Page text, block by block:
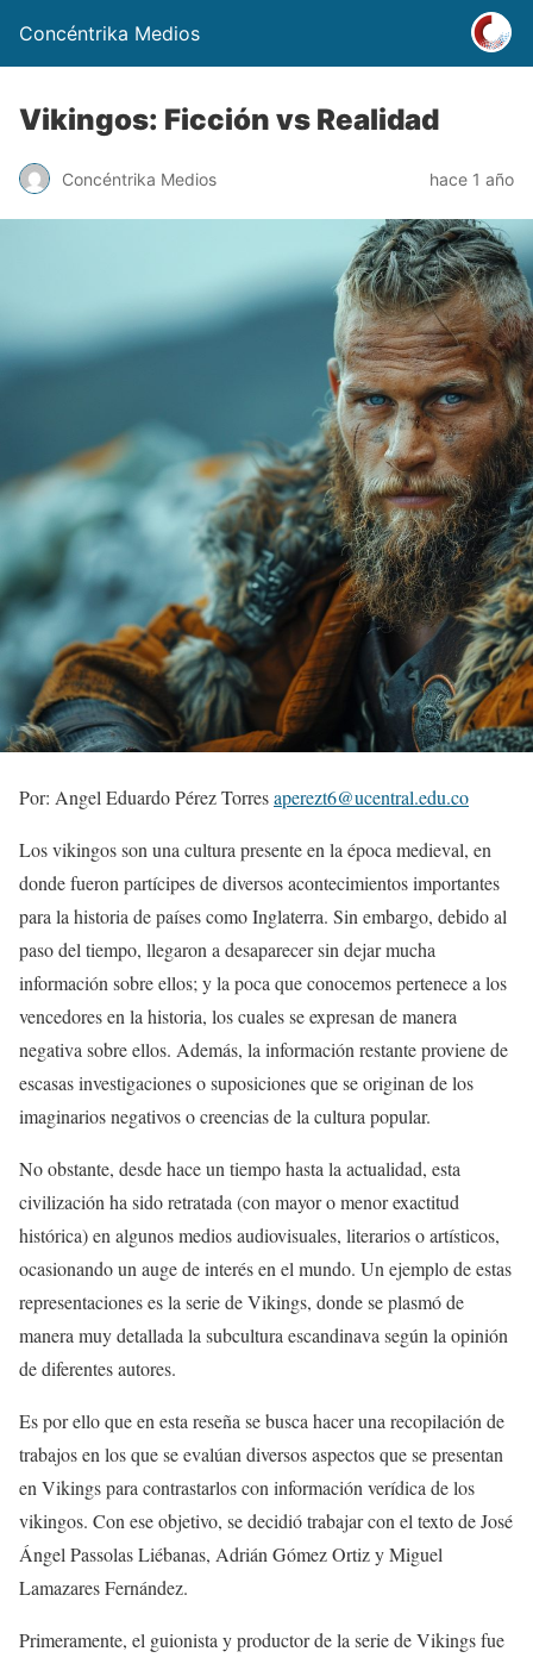
Concéntrika Medios
Vikingos: Ficción vs Realidad
Concéntrika Medios hace 1 año
Por: Angel Eduardo Pérez Torresaperezt6@ucentral.edu.co
Los vikingos son una cultura presente en la época medieval, en
donde fueron partícipes de diversos acontecimientos importantes
para la historia de países como Inglaterra. Sin embargo, debido al
paso del tiempo, llegaron a desaparecer sin dejar mucha
información sobre ellos; y la poca que conocemos pertenece a los
vencedores en la historia, los cuales se expresan de manera
negativa sobre ellos. Además, la información restante proviene de
escasas investigaciones o suposiciones que se originan de los
imaginarios negativos o creencias de la cultura popular.
No obstante, desde hace un tiempo hasta la actualidad, esta
civilización ha sido retratada (con mayor o menor exactitud
histórica) en algunos medios audiovisuales, literarios o artísticos,
ocasionando un auge de interés en el mundo. Un ejemplo de estas
representaciones es la serie de Vikings, donde se plasmó de
manera muy detallada la subcultura escandinava según la opinión
de diferentes autores.
Es por ello que en esta reseña se busca hacer una recopilación de
trabajos en los que se evalúan diversos aspectos que se presentan
en Vikings para contrastarlos con información verídica de los
vikingos. Con ese objetivo, se decidió trabajar con el texto de José
Ángel Passolas Liébanas, Adrián Gómez Ortiz y Miguel
Lamazares Fernández.
Primeramente, el guionista y productor de la serie de Vikings fue